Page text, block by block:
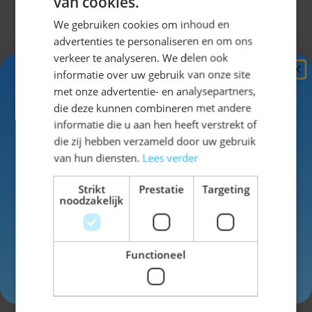
Tiara Oktoberfest Seppl Blauw
€ 2,99
We gebruiken cookies om inhoud en
advertenties te personaliseren en om ons
verkeer te analyseren. We delen ook
informatie over uw gebruik van onze site
met onze advertentie- en analysepartners,
die deze kunnen combineren met andere
informatie die u aan hen heeft verstrekt of
die zij hebben verzameld door uw gebruik
van hun diensten. Lees verder
Strikt
noodzakelijk
Prestatie Targeting
Functioneel
Ontvang5%
KORTING!
Schrijf je nuin voor de nieuwsbrief en ontvang toegang
tot exclusieve kortingen!
Voor- en achternaam
Inschrijven